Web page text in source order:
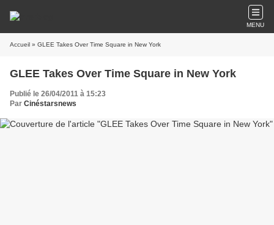
MENU
Accueil » GLEE Takes Over Time Square in New York
GLEE Takes Over Time Square in New York
Publié le 26/04/2011 à 15:23
Par Cinéstarsnews